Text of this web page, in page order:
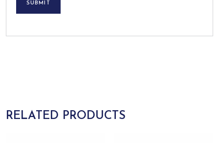
SUBMIT
RELATED PRODUCTS